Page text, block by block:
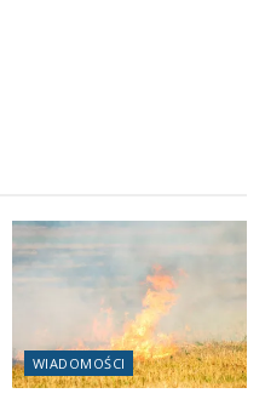
WIADOMOŚCI